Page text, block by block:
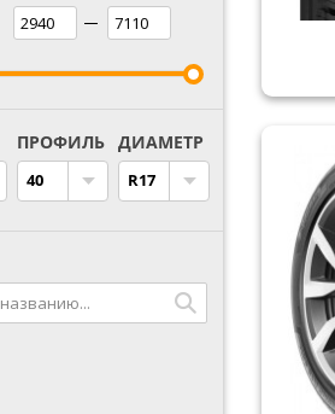
ПРОФИЛЬ
40
ДИАМЕТР
R17